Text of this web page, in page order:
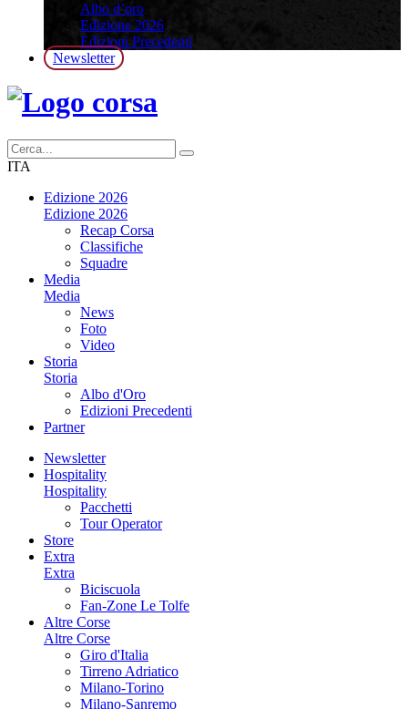
Albo d’oro
Edizione 2026
Edizioni Precedenti
Newsletter
ITA
Edizione 2026
Edizione 2026
Recap Corsa
Classifiche
Squadre
Media
Media
News
Foto
Video
Storia
Storia
Albo d'Oro
Edizioni Precedenti
Partner
Newsletter
Hospitality
Hospitality
Pacchetti
Tour Operator
Store
Extra
Extra
Biciscuola
Fan-Zone Le Tolfe
Altre Corse
Altre Corse
Giro d'Italia
Tirreno Adriatico
Milano-Torino
Milano-Sanremo